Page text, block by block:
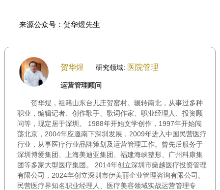
来源公众号：贺华煜先生
贺华煜 研究领域: 医院管理
运营管理顾问
贺华煜，祖籍山东台儿庄贺窑村。辗转南北，从事过多种
职业，编辑记者、创作歌手、歌词作家、职业经理人、投资顾
问等，现定居于深圳。 1988年开始文学创作，1997年开始闯
荡北京，2004年应邀南下深圳发展，2009年进入中国民营医疗
行业，从事医疗行业品牌策划及运营管理工作。曾先后服务于
深圳博爱集团、上海美迪亚集团、福建海峡整形、广州科康集
团等多家大型医疗集团。 2014年创立深圳市燊越医疗投资管理
有限公司，2024年创立深圳市伊美丽企业管理咨询有限公司。
民营医疗界知名职业经理人、医疗美容领域实战运营管理专